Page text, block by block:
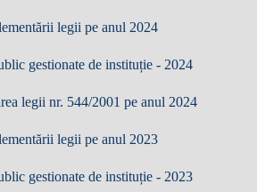
legii pe anul 2024
gestionate de instituție - 2024
legii nr. 544/2001 pe anul 2024
legii pe anul 2023
gestionate de instituție - 2023